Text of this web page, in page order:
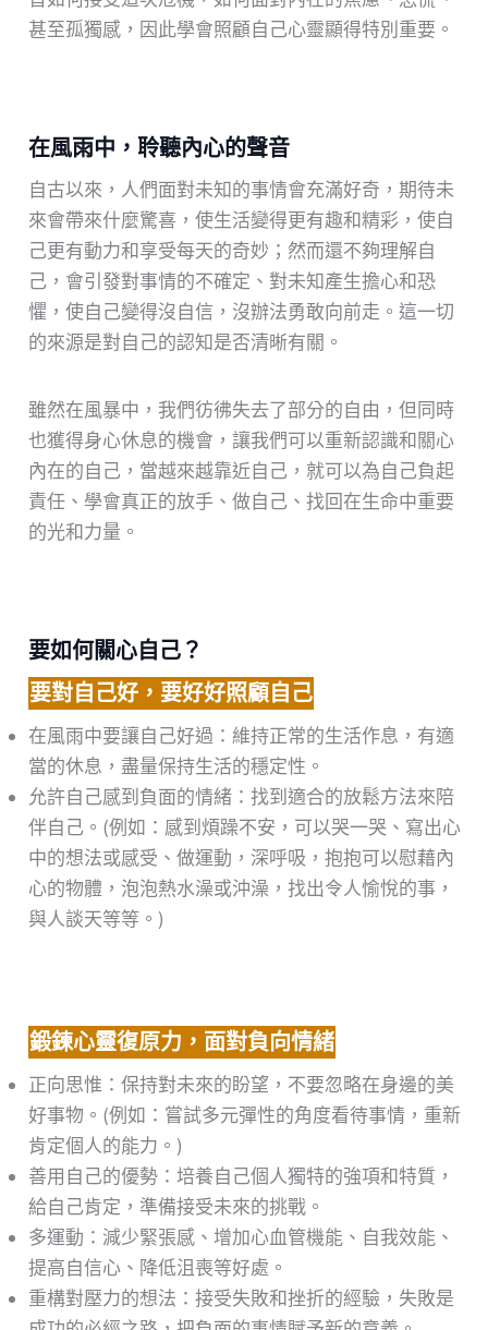
甚至孤獨感，因此學會照顧自己心靈顯得特別重要。
在風雨中，聆聽內心的聲音
自古以來，人們面對未知的事情會充滿好奇，期待未
來會帶來什麼驚喜，使生活變得更有趣和精彩，使自
己更有動力和享受每天的奇妙；然而還不夠理解自
己，會引發對事情的不確定、對未知產生擔心和恐
懼，使自己變得沒自信，沒辦法勇敢向前走。這一切
的來源是對自己的認知是否清晰有關。
雖然在風暴中，我們彷彿失去了部分的自由，但同時
也獲得身心休息的機會，讓我們可以重新認識和關心
內在的自己，當越來越靠近自己，就可以為自己負起
責任、學會真正的放手、做自己、找回在生命中重要
的光和力量。
要如何關心自己？
要對自己好，要好好照顧自己
在風雨中要讓自己好過：維持正常的生活作息，有適
當的休息，盡量保持生活的穩定性。
允許自己感到負面的情緒：找到適合的放鬆方法來陪
伴自己。(例如：感到煩躁不安，可以哭一哭、寫出心
中的想法或感受、做運動，深呼吸，抱抱可以慰藉內
心的物體，泡泡熱水澡或沖澡，找出令人愉悅的事，
與人談天等等。)
鍛鍊心靈復原力，面對負向情緒
正向思惟：保持對未來的盼望，不要忽略在身邊的美
好事物。(例如：嘗試多元彈性的角度看待事情，重新
肯定個人的能力。)
善用自己的優勢：培養自己個人獨特的強項和特質，
給自己肯定，準備接受未來的挑戰。
多運動：減少緊張感、增加心血管機能、自我效能、
提高自信心、降低沮喪等好處。
重構對壓力的想法：接受失敗和挫折的經驗，失敗是